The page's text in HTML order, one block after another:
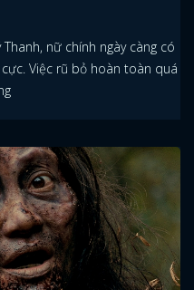
nữ chính ngày càng có
Việc rũ bỏ hoàn toàn quá